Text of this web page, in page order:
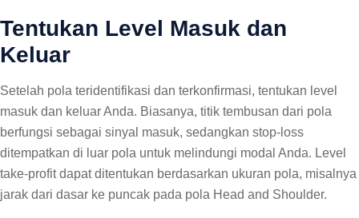
Tentukan Level Masuk dan
Keluar
Setelah pola teridentifikasi dan terkonfirmasi, tentukan level
masuk dan keluar Anda. Biasanya, titik tembusan dari pola
berfungsi sebagai sinyal masuk, sedangkan stop-loss
ditempatkan di luar pola untuk melindungi modal Anda. Level
take-profit dapat ditentukan berdasarkan ukuran pola, misalnya
jarak dari dasar ke puncak pada pola Head and Shoulder.